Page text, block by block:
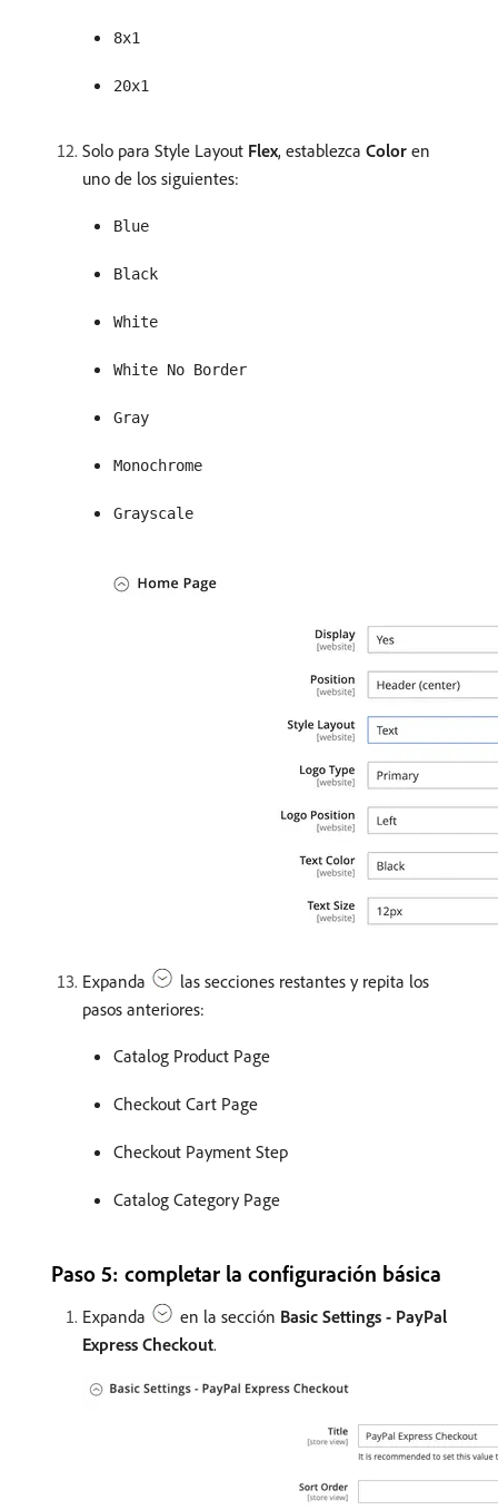
8x1
20x1
Solo para Style Layout Flex, establezca Color en
uno de los siguientes:
Blue
Black
White
White No Border
Gray
Monochrome
Grayscale
Expanda
las secciones restantes y repita los
pasos anteriores:
Catalog Product Page
Checkout Cart Page
Checkout Payment Step
Catalog Category Page
Paso 5: completar la configuración básica
Expanda en la sección Basic Settings - PayPal
Express Checkout.